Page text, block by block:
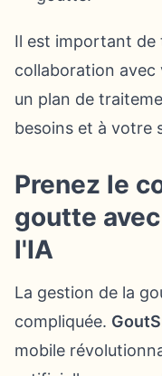
Il est important de
collaboration
un plan de
besoins et à votre
Prenez le
goutte
l'IA
La gestion de la
compliquée.
mobile